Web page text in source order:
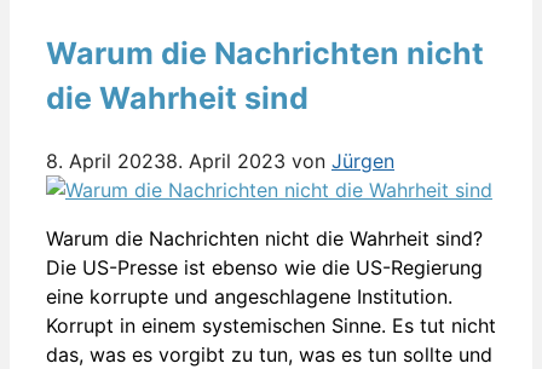
Warum die Nachrichten nicht
die Wahrheit sind
8. April 20238. April 2023 von Jürgen
Warum die Nachrichten nicht die Wahrheit sind?
Die US-Presse ist ebenso wie die US-Regierung
eine korrupte und angeschlagene Institution.
Korrupt in einem systemischen Sinne. Es tut nicht
das, was es vorgibt zu tun, was es tun sollte und